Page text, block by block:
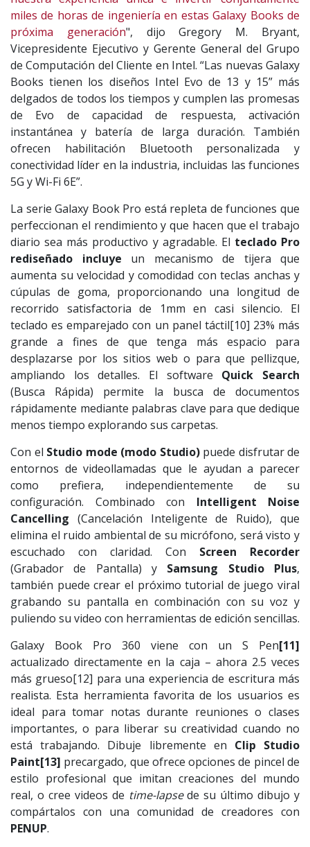
miles de horas de ingeniería en estas Galaxy Books de
próxima generación", dijo Gregory M. Bryant,
Vicepresidente Ejecutivo y Gerente General del Grupo
de Computación del Cliente en Intel. “Las nuevas Galaxy
Books tienen los diseños Intel Evo de 13 y 15” más
delgados de todos los tiempos y cumplen las promesas
de Evo de capacidad de respuesta, activación
instantánea y batería de larga duración. También
ofrecen habilitación Bluetooth personalizada y
conectividad líder en la industria, incluidas las funciones
5G y Wi-Fi 6E”.
La serie Galaxy Book Pro está repleta de funciones que
perfeccionan el rendimiento y que hacen que el trabajo
diario sea más productivo y agradable. El teclado Pro
rediseñado incluye un mecanismo de tijera que
aumenta su velocidad y comodidad con teclas anchas y
cúpulas de goma, proporcionando una longitud de
recorrido satisfactoria de 1mm en casi silencio. El
teclado es emparejado con un panel táctil[10] 23% más
grande a fines de que tenga más espacio para
desplazarse por los sitios web o para que pellizque,
ampliando los detalles. El software Quick Search
(Busca Rápida) permite la busca de documentos
rápidamente mediante palabras clave para que dedique
menos tiempo explorando sus carpetas.
Con el Studio mode (modo Studio)puede disfrutar de
entornos de videollamadas que le ayudan a parecer
como prefiera, independientemente de su
configuración. Combinado con Intelligent Noise
Cancelling (Cancelación Inteligente de Ruido), que
elimina el ruido ambiental de su micrófono, será visto y
escuchado con claridad. Con Screen Recorder
(Grabador de Pantalla) y Samsung Studio Plus,
también puede crear el próximo tutorial de juego viral
grabando su pantalla en combinación con su voz y
puliendo su video con herramientas de edición sencillas.
Galaxy Book Pro 360 viene con un S Pen[11]
actualizado directamente en la caja – ahora 2.5 veces
más grueso[12] para una experiencia de escritura más
realista. Esta herramienta favorita de los usuarios es
ideal para tomar notas durante reuniones o clases
importantes, o para liberar su creatividad cuando no
está trabajando. Dibuje libremente en Clip Studio
Paint[13] precargado, que ofrece opciones de pincel de
estilo profesional que imitan creaciones del mundo
real, o cree videos de time-lapsede su último dibujo y
compártalos con una comunidad de creadores con
PENUP.